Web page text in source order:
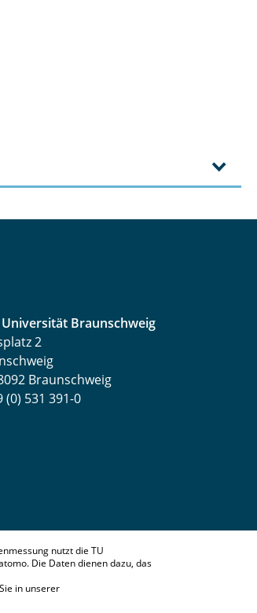
Braunschweig
2
Braunschweig
(0) 531 391-0
nutzt die TU
Die Daten dienen dazu, das
in unserer